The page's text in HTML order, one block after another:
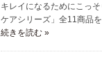
キレイになるためにこっ
ケアシリーズ」全11商品
続きを読む »